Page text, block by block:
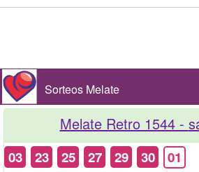
Sorteos Melate
Melate Retro 1544 -
03 23 25 27 29 30 01